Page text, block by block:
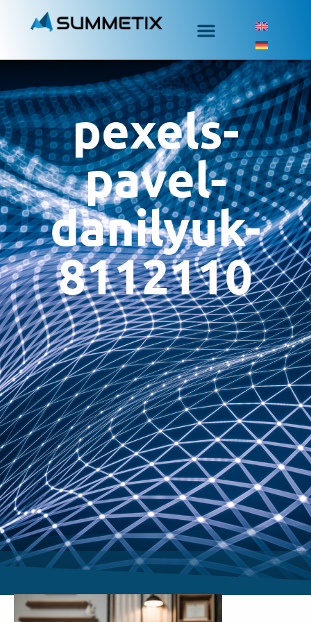
pexels-
pavel-
danilyuk-
8112110